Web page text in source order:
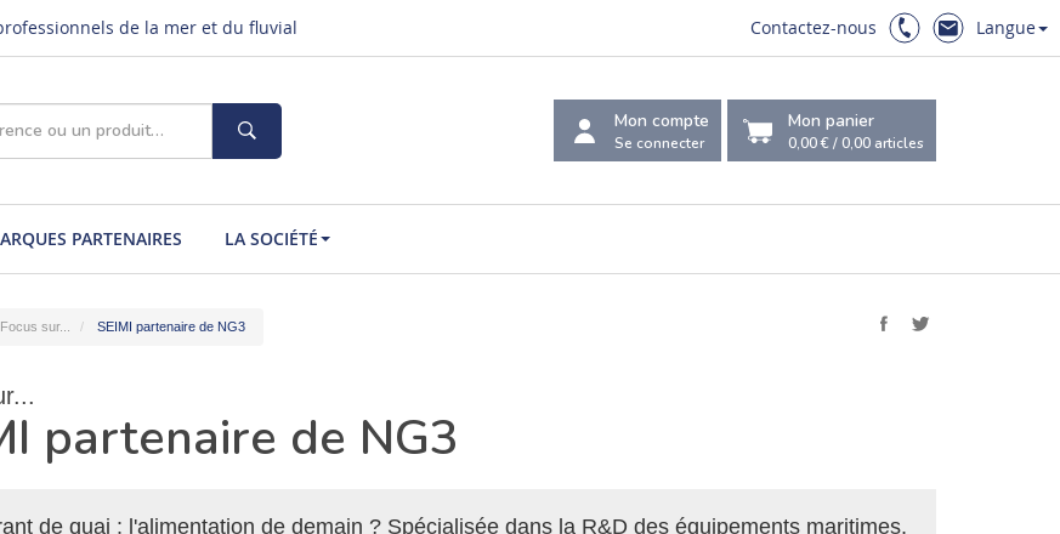
de la mer et du fluvial Contactez-nous Langue
Mon compte
Se connecter
Mon panier
0,00 €/0,00 articles
PARTENAIRES LA SOCIÉTÉ
Focus sur... SEIMI partenaire de NG3
partenaire de NG3
de quai : l'alimentation de demain ? Spécialisée dans la R&D des équipements maritimes,